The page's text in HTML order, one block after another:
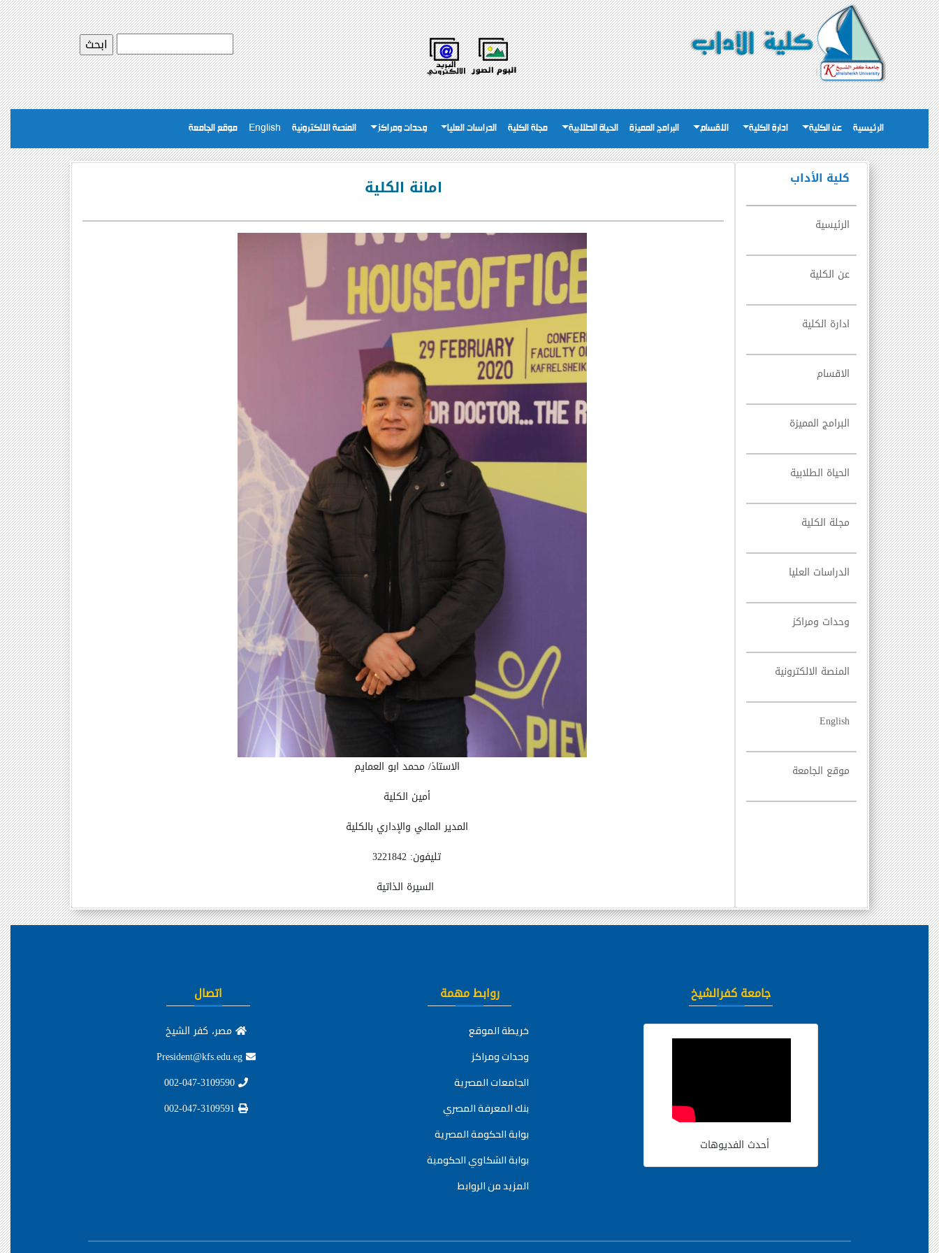
الرئيسية عن الكلية ادارة الكلية الاقسام البرامج المميزة الحياة الطلابية مجلة الكلية الدراسات العليا وحدات ومراكز المنصة الالكترونية English موقع الجامعة
كلية الأداب
الرئيسية
عن الكلية
ادارة الكلية
الاقسام
البرامج المميزة
الحياة الطلابية
مجلة الكلية
الدراسات العليا
وحدات ومراكز
المنصة الالكترونية
English
موقع الجامعة
امانة الكلية
الاستاذ/ محمد ابو العمايم
أمين الكلية
المدير المالي والإداري بالكلية
تليفون: 3221842
جامعة كفرالشيخ
أحدث الفديوهات
روابط مهمة
خريطة الموقع
وحدات ومراكز
الجامعات المصرية
بنك المعرفة المصري
بوابة الحكومة المصرية
بوابة الشكاوي الحكومية
المزيد من الروابط
اتصال
مصر، كفر الشيخ